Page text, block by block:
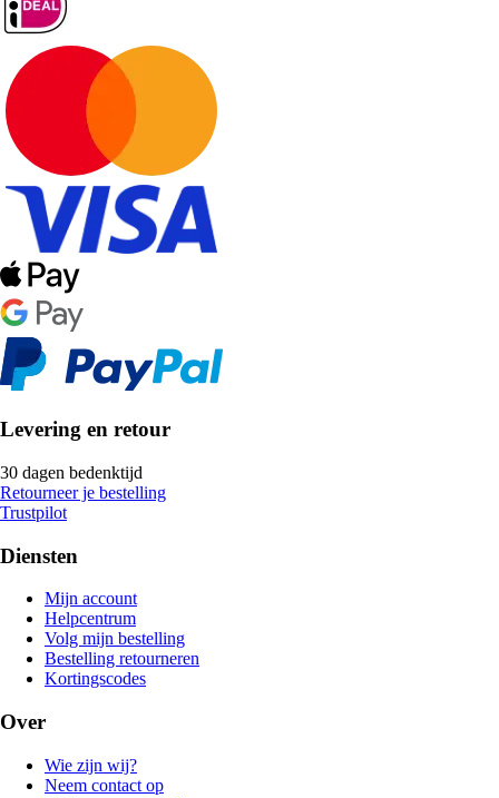
Levering en retour
30 dagen bedenktijd
Retourneer je bestelling
Trustpilot
Diensten
Mijn account
Helpcentrum
Volg mijn bestelling
Bestelling retourneren
Kortingscodes
Over
Wie zijn wij?
Neem contact op